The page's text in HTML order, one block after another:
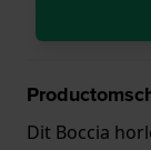
Dit Boccia